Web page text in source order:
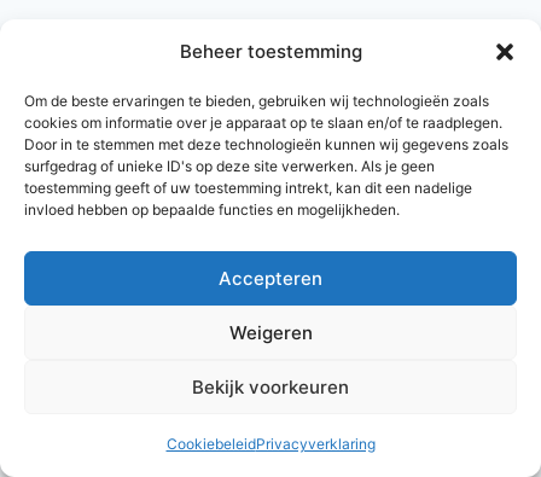
Beheer toestemming
Om de beste ervaringen te bieden, gebruiken wij technologieën zoals
cookies om informatie over je apparaat op te slaan en/of te raadplegen.
Door in te stemmen met deze technologieën kunnen wij gegevens zoals
surfgedrag of unieke ID's op deze site verwerken. Als je geen
toestemming geeft of uw toestemming intrekt, kan dit een nadelige
invloed hebben op bepaalde functies en mogelijkheden.
Accepteren
Weigeren
Bekijk voorkeuren
CookiebeleidPrivacyverklaring
© 2026 AlleNamen.nl